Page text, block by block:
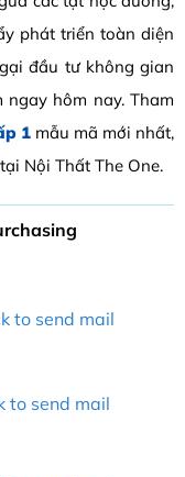
phát triển toàn diện
đầu tư không gian
hôm nay. Tham
1mẫu mã mới nhất,
Nội Thất The One.
to send mail
to send mail